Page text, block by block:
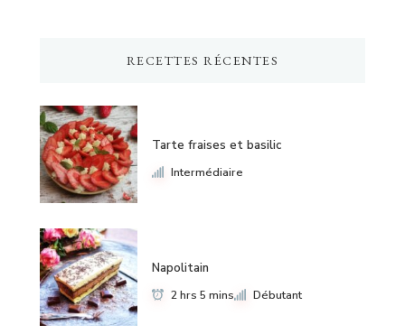
RECETTES RÉCENTES
Tarte fraises et basilic
Intermédiaire
Napolitain
2 hrs 5 mins Débutant